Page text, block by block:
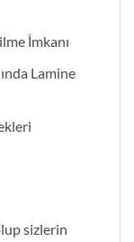
İmkanı
Lamine
sizlerin